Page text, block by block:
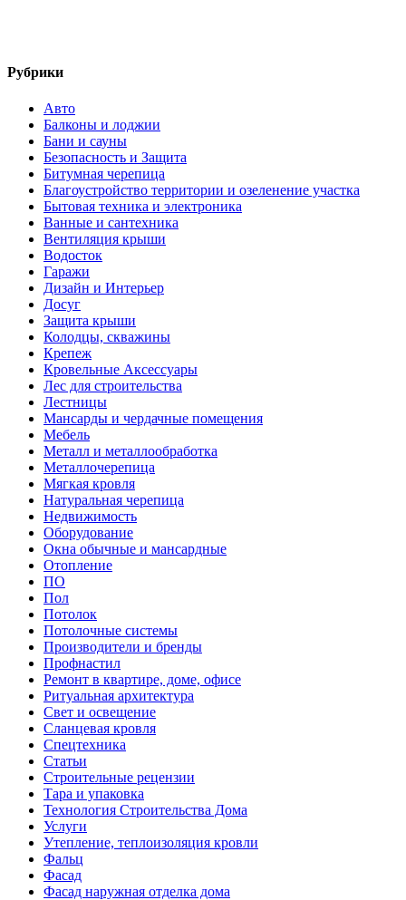
Рубрики
Авто
Балконы и лоджии
Бани и сауны
Безопасность и Защита
Битумная черепица
Благоустройство территории и озеленение участка
Бытовая техника и электроника
Ванные и сантехника
Вентиляция крыши
Водосток
Гаражи
Дизайн и Интерьер
Досуг
Защита крыши
Колодцы, скважины
Крепеж
Кровельные Аксессуары
Лес для строительства
Лестницы
Мансарды и чердачные помещения
Мебель
Металл и металлообработка
Металлочерепица
Мягкая кровля
Натуральная черепица
Недвижимость
Оборудование
Окна обычные и мансардные
Отопление
ПО
Пол
Потолок
Потолочные системы
Производители и бренды
Профнастил
Ремонт в квартире, доме, офисе
Ритуальная архитектура
Свет и освещение
Сланцевая кровля
Спецтехника
Статьи
Строительные рецензии
Тара и упаковка
Технология Строительства Дома
Услуги
Утепление, теплоизоляция кровли
Фальц
Фасад
Фасад наружная отделка дома